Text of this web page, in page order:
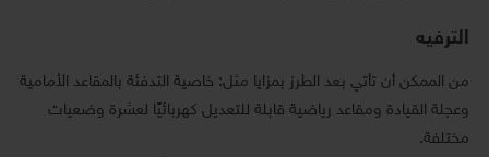
الترفيه
من الممكن أن تأتي بعد الطرز بمزايا مثل: خاصية التدفئة بالمقاعد الأمامية
وعجلة القيادة ومقاعد رياضية قابلة للتعديل كهربائيًا لعشرة وضعيات
مختلفة.